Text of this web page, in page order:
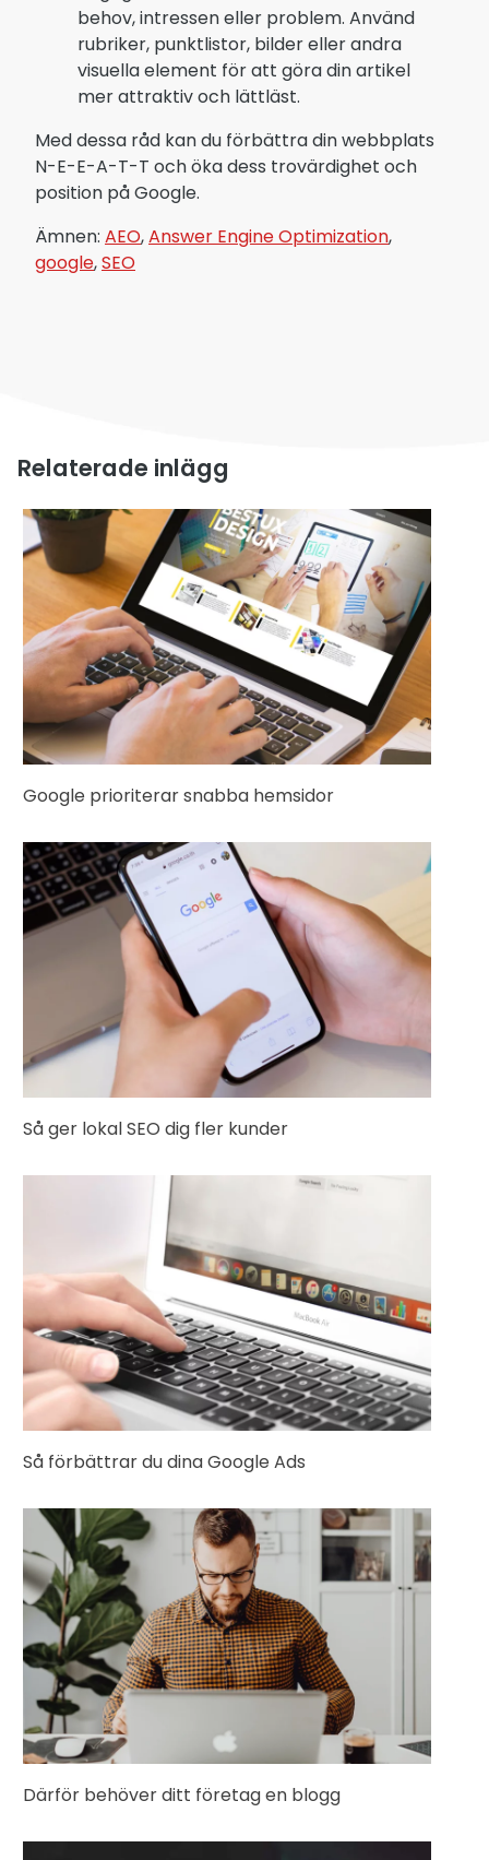
behov, intressen eller problem. Använd
rubriker, punktlistor, bilder eller andra
visuella element för att göra din artikel
mer attraktiv och lättläst.
Med dessa råd kan du förbättra din webbplats
N-E-E-A-T-T och öka dess trovärdighet och
position på Google.
Ämnen: AEO,Answer Engine Optimization,
google,SEO
Relaterade inlägg
Google prioriterar snabba hemsidor
Så ger lokal SEO dig fler kunder
Så förbättrar du dina Google Ads
Därför behöver ditt företag en blogg